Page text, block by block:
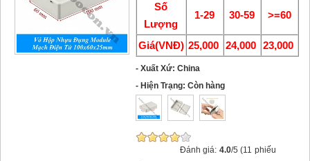
Số
Lượng
1-29 30-59 >=60
Giá(VNĐ) 25,000 24,000 23,000
- Xuất Xứ: China
- Hiện Trạng: Còn hàng
Đánh giá: 4.0/5 (11 phiếu